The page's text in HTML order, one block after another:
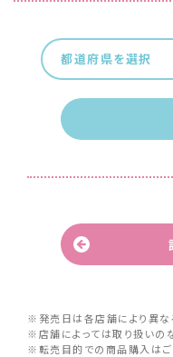
都道府県を選択
※発売日は各店舗により異な
※店舗によっては取り扱いの
※転売目的での商品購入はご